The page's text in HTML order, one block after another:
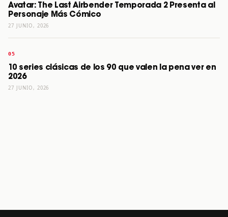
Avatar: The Last Airbender Temporada 2 Presenta al
Personaje Más Cómico
27 JUNIO, 2026
10 series clásicas de los 90 que valen la pena ver en
2026
27 JUNIO, 2026